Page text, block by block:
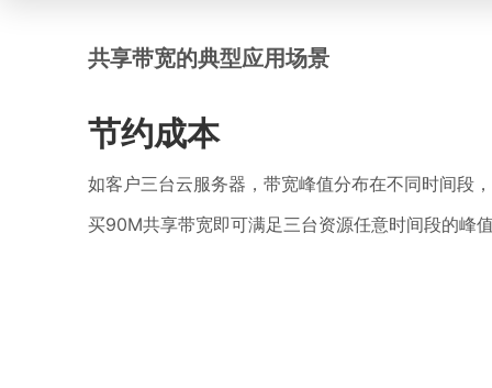
共享带宽的典型应用场景
节约成本
如客户三台云服务器，带宽峰值分布在不同时间段
买90M共享带宽即可满足三台资源任意时间段的峰